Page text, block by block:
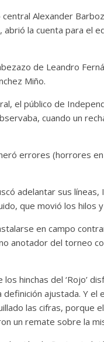
Alexander
la cuenta para el
de Leandro
Miño.
el público de
cuando un
errores (horrores
adelantar sus
que movió los hilos
en campo
anotador del torneo
hinchas del ‘Rojo’
definición ajustada. Y
las cifras, porque
un remate sobre la